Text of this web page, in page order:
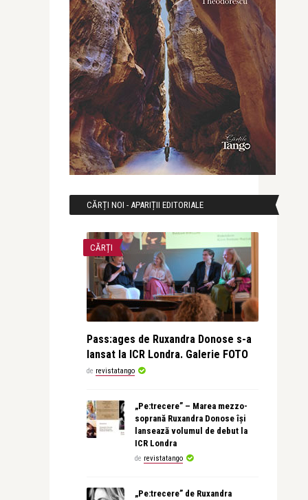
CĂRȚI NOI - APARIȚII EDITORIALE
CĂRȚI
Pass:ages de Ruxandra Donose s-a
lansat la ICR Londra. Galerie FOTO
de revistatango
„Pe:trecere” – Marea mezzo-
soprană Ruxandra Donose își
lansează volumul de debut la
ICR Londra
de revistatango
„Pe:trecere” de Ruxandra